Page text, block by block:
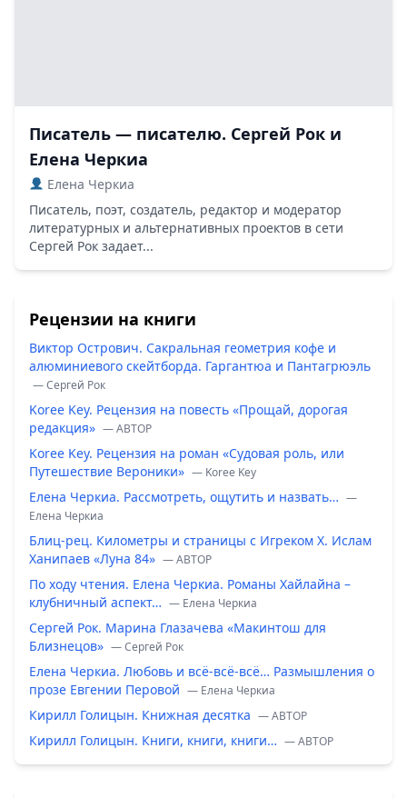
Писатель — писателю. Сергей Рок и
Елена Черкиа
Елена Черкиа
Писатель, поэт, создатель, редактор и модератор
литературных и альтернативных проектов в сети
Сергей Рок задает...
Рецензии на книги
Виктор Острович. Сакральная геометрия кофе и
алюминиевого скейтборда. Гаргантюа и Пантагрюэль
— Сергей Рок
Koree Key. Рецензия на повесть «Прощай, дорогая
редакция» — ABTOP
Koree Key. Рецензия на роман «Судовая роль, или
Путешествие Вероники» — Koree Key
Елена Черкиа. Рассмотреть, ощутить и назвать… —
Елена Черкиа
Блиц-рец. Километры и страницы с Игреком Х. Ислам
Ханипаев «Луна 84» — ABTOP
По ходу чтения. Елена Черкиа. Романы Хайлайна –
клубничный аспект… — Елена Черкиа
Сергей Рок. Марина Глазачева «Макинтош для
Близнецов» — Сергей Рок
Елена Черкиа. Любовь и всё-всё-всё… Размышления о
прозе Евгении Перовой — Елена Черкиа
Кирилл Голицын. Книжная десятка — ABTOP
Кирилл Голицын. Книги, книги, книги… — ABTOP